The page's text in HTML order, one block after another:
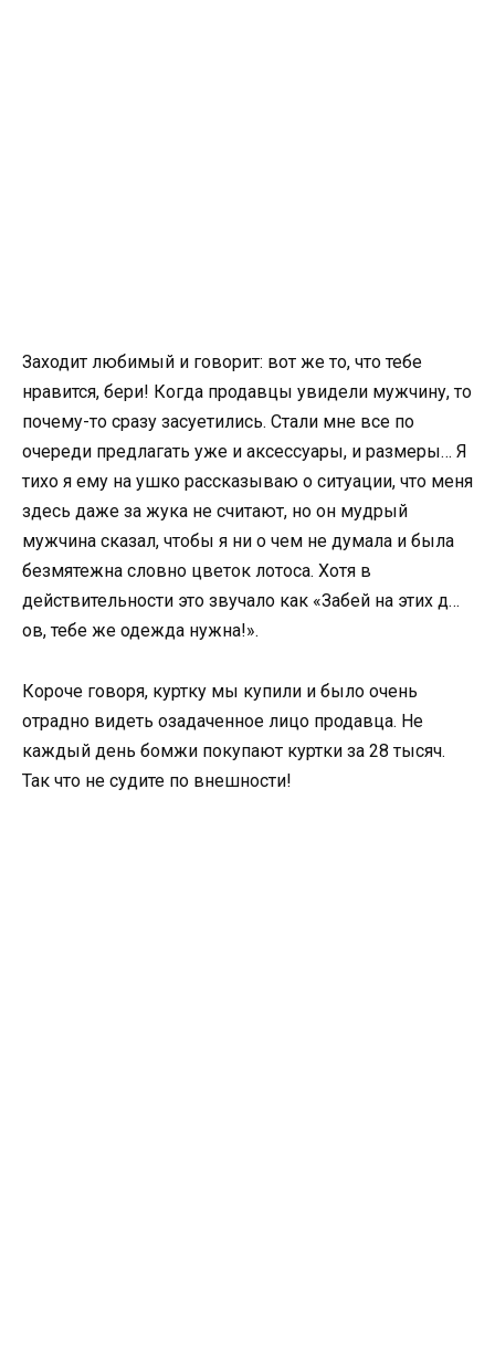
Заходит любимый и говорит: вот же то, что тебе
нравится, бери! Когда продавцы увидели мужчину, то
почему-то сразу засуетились. Стали мне все по
очереди предлагать уже и аксессуары, и размеры… Я
тихо я ему на ушко рассказываю о ситуации, что меня
здесь даже за жука не считают, но он мудрый
мужчина сказал, чтобы я ни о чем не думала и была
безмятежна словно цветок лотоса. Хотя в
действительности это звучало как «Забей на этих д…
ов, тебе же одежда нужна!».
Короче говоря, куртку мы купили и было очень
отрадно видеть озадаченное лицо продавца. Не
каждый день бомжи покупают куртки за 28 тысяч.
Так что не судите по внешности!